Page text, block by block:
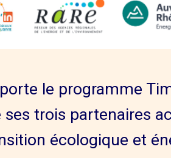
le programme
trois partenaires
écologique et